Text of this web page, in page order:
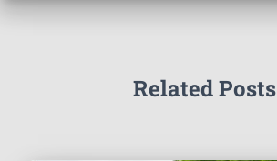
Related Posts